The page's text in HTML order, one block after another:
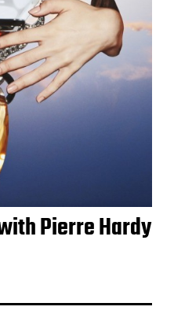
Pierre Hardy